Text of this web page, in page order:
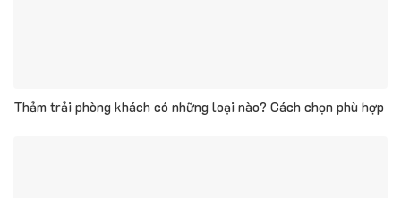
Thảm trải phòng khách có những loại nào? Cách chọn phù hợp